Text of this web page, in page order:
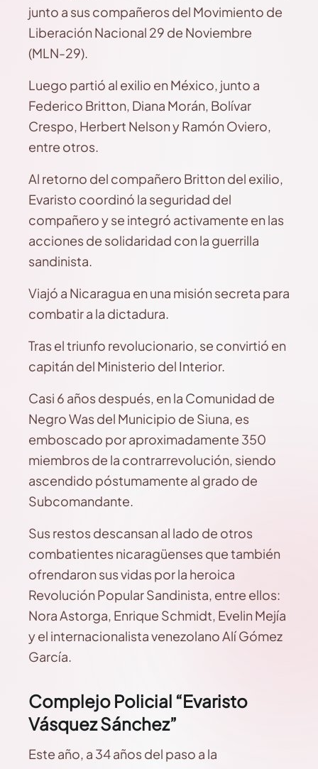
junto a sus compañeros del Movimiento de
Liberación Nacional 29 de Noviembre
(MLN-29).
Luego partió al exilio en México, junto a
Federico Britton, Diana Morán, Bolívar
Crespo, Herbert Nelson y Ramón Oviero,
entre otros.
Al retorno del compañero Britton del exilio,
Evaristo coordinó la seguridad del
compañero y se integró activamente en las
acciones de solidaridad con la guerrilla
sandinista.
Viajó a Nicaragua en una misión secreta para
combatir a la dictadura.
Tras el triunfo revolucionario, se convirtió en
capitán del Ministerio del Interior.
Casi 6 años después, en la Comunidad de
Negro Was del Municipio de Siuna, es
emboscado por aproximadamente 350
miembros de la contrarrevolución, siendo
ascendido póstumamente al grado de
Subcomandante.
Sus restos descansan al lado de otros
combatientes nicaragüenses que también
ofrendaron sus vidas por la heroica
Revolución Popular Sandinista, entre ellos:
Nora Astorga, Enrique Schmidt, Evelin Mejía
y el internacionalista venezolano Alí Gómez
García.
Complejo Policial “Evaristo
Vásquez Sánchez”
Este año, a 34 años del paso a la